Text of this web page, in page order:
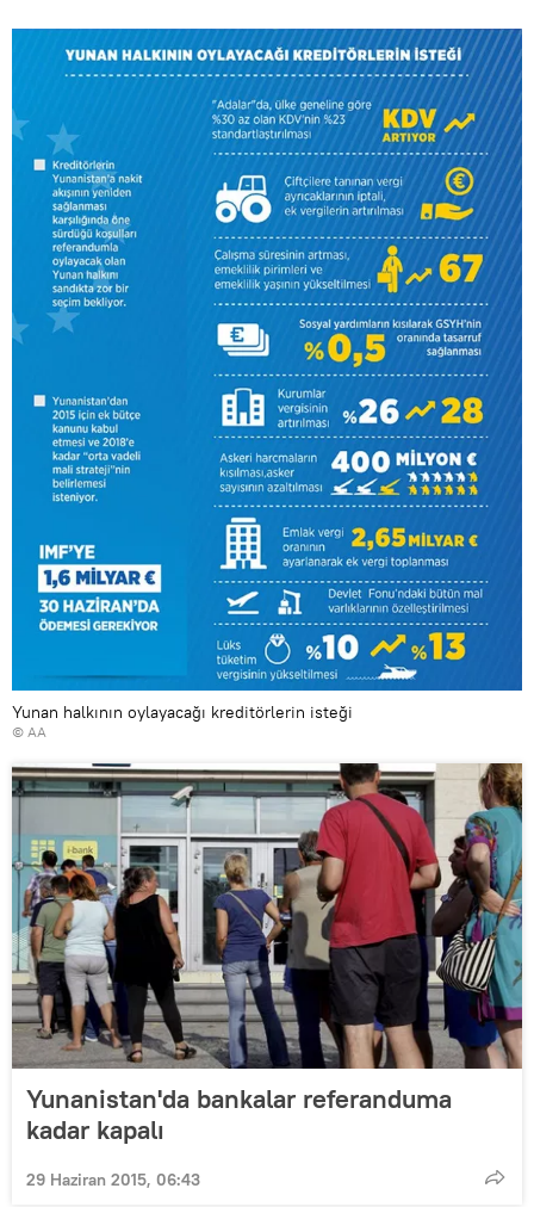
Yunan halkının oylayacağı kreditörlerin isteği
© AA
Yunanistan'da bankalar referanduma
kadar kapalı
29 Haziran 2015, 06:43